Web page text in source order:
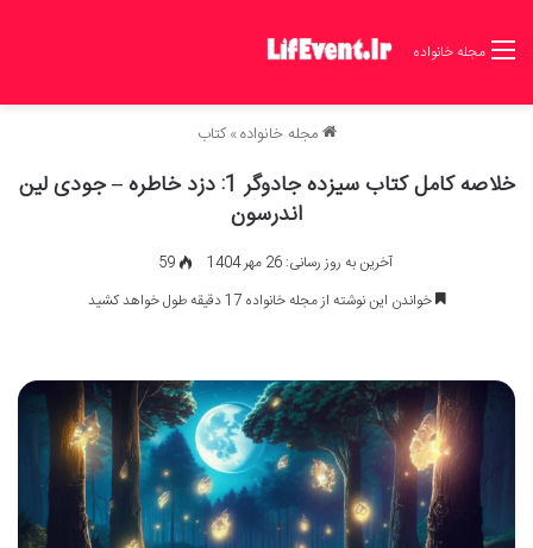
مجله خانواده
مجله خانواده» کتاب
خلاصه کامل کتاب سیزده جادوگر 1: دزد خاطره – جودی لین
اندرسون
آخرین به روز رسانی: 26 مهر 1404
59
خواندن این نوشته از مجله خانواده 17 دقیقه طول خواهد کشید